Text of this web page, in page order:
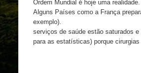
Ordem Mundial é hoje uma
Alguns Países como a França
serviços de saúde estão saturados
para as estatísticas) porque